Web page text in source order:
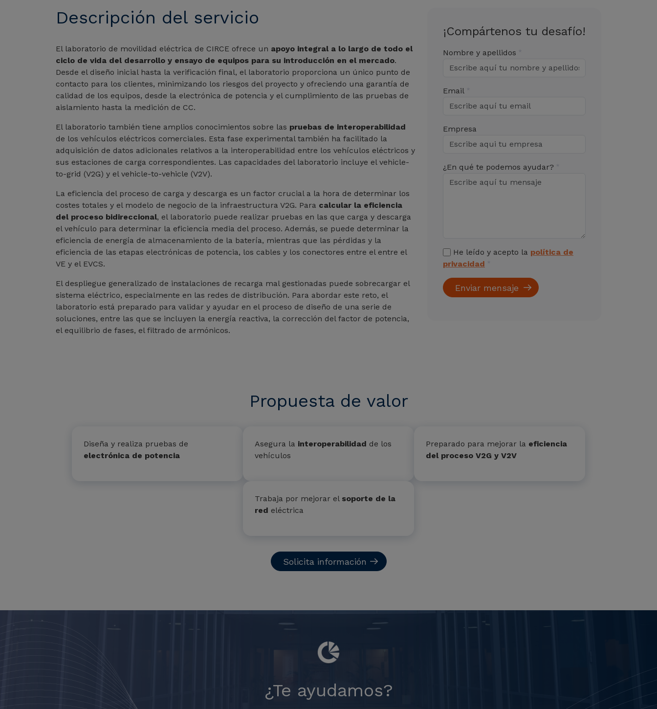
Descripción del servicio
El laboratorio de movilidad eléctrica de CIRCE ofrece un apoyo integral a lo largo de todo el
ciclo de vida del desarrollo y ensayo de equipos para su introducción en el mercado.
Desde el diseño inicial hasta la verificación final, el laboratorio proporciona un único punto de
contacto para los clientes, minimizando los riesgos del proyecto y ofreciendo una garantía de
calidad de los equipos, desde la electrónica de potencia y el cumplimiento de las pruebas de
aislamiento hasta la medición de CC.
El laboratorio también tiene amplios conocimientos sobre las pruebas de interoperabilidad
de los vehículos eléctricos comerciales. Esta fase experimental también ha facilitado la
adquisición de datos adicionales relativos a la interoperabilidad entre los vehículos eléctricos y
sus estaciones de carga correspondientes. Las capacidades del laboratorio incluye el vehicle-
to-grid (V2G) y el vehicle-to-vehicle (V2V).
La eficiencia del proceso de carga y descarga es un factor crucial a la hora de determinar los
costes totales y el modelo de negocio de la infraestructura V2G. Para calcular la eficiencia
del proceso bidireccional, el laboratorio puede realizar pruebas en las que carga y descarga
el vehículo para determinar la eficiencia media del proceso. Además, se puede determinar la
eficiencia de energía de almacenamiento de la batería, mientras que las pérdidas y la
eficiencia de las etapas electrónicas de potencia, los cables y los conectores entre el entre el
VE y el EVCS.
El despliegue generalizado de instalaciones de recarga mal gestionadas puede sobrecargar el
sistema eléctrico, especialmente en las redes de distribución. Para abordar este reto, el
laboratorio está preparado para validar y ayudar en el proceso de diseño de una serie de
soluciones, entre las que se incluyen la energía reactiva, la corrección del factor de potencia,
el equilibrio de fases, el filtrado de armónicos.
¡Compártenos tu desafío!
Nombre y apellidos
Email
Empresa
¿En qué te podemos ayudar?
He leído y acepto la política de
privacidad
Propuesta de valor
Diseña y realiza pruebas de
electrónica de potencia
Asegura la interoperabilidad de los
vehículos
Preparado para mejorar la eficiencia
del proceso V2G y V2V
Trabaja por mejorar el soporte de la
red eléctrica
Solicita información
¿Te ayudamos?